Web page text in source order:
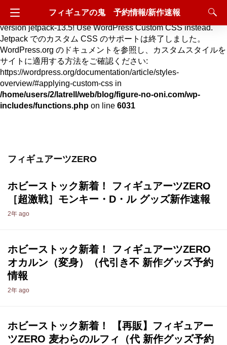
Deprecated
: Hook custom_css_loaded is deprecated since
version jetpack-13.5! Use WordPress Custom CSS instead.
Jetpack でのカスタム CSS のサポートは終了しました。
WordPress.org のドキュメントを参照し、カスタムスタイルを
サイトに適用する方法をご確認ください:
https://wordpress.org/documentation/article/styles-
overview/#applying-custom-css in
/home/users/2/latrell/web/blog/figure-no-oni.com/wp-
includes/functions.php on line 6031
フィギュアの鬼 予約情報/新作速報
フィギュアーツZERO
ホビーストック新着！ フィギュアーツZERO
［超激戦］モンキー・D・ル グッズ新作速報
2年 ago
ホビーストック新着！ フィギュアーツZERO
オカルン（変身）（代引き不 新作グッズ予約
情報
2年 ago
ホビーストック新着！ 【再販】フィギュアー
ツZERO 麦わらのルフィ（代 新作グッズ予約